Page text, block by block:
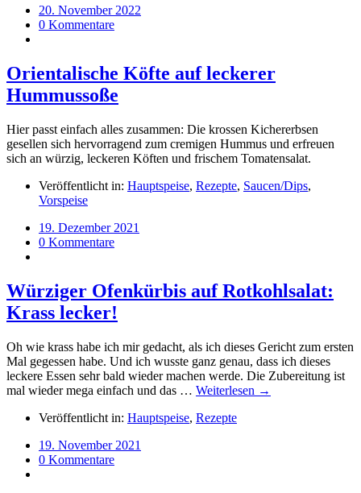
20. November 2022
0 Kommentare
Orientalische Köfte auf leckerer
Hummussoße
Hier passt einfach alles zusammen: Die krossen Kichererbsen
gesellen sich hervorragend zum cremigen Hummus und erfreuen
sich an würzig, leckeren Köften und frischem Tomatensalat.
Veröffentlicht in: Hauptspeise, Rezepte, Saucen/Dips,
Vorspeise
19. Dezember 2021
0 Kommentare
Würziger Ofenkürbis auf Rotkohlsalat:
Krass lecker!
Oh wie krass habe ich mir gedacht, als ich dieses Gericht zum ersten
Mal gegessen habe. Und ich wusste ganz genau, dass ich dieses
leckere Essen sehr bald wieder machen werde. Die Zubereitung ist
mal wieder mega einfach und das … Weiterlesen →
Veröffentlicht in: Hauptspeise, Rezepte
19. November 2021
0 Kommentare